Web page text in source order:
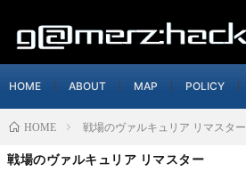
HOME ABOUT MAP POLICY
HOME 戦場のヴァルキュリア リマスター
戦場のヴァルキュリア リマスター